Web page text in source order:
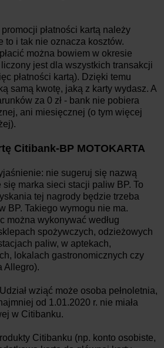
płatności kartą należy
to i tak nie oznacza kosztów.
można bowiem w okresie
jest dla wszystkich transakcji
płatności kartą). Dzięki temu
samą kwotę, jaką z karty wydasz. A
za 0 zł - bank nie pobiera
ani miesięcznej (o tym więcej
Citibank-BP MOTOKARTA
nie sugeruj się nazwą
się marka sieci stacji paliw BP. To
tej nagrody będzie trzeba
BP. Takiego wymogu nie ma.
można wykonywać według
spożywczych, odzieżowych
paliw, w aptekach,
lokalach gastronomicznych czy
Allegro).
Udział wziąć może osoba pełnoletnia,
od 1.01.2020 r. nie miała
w Citibanku.
Citibanku (np. konto osobiste,